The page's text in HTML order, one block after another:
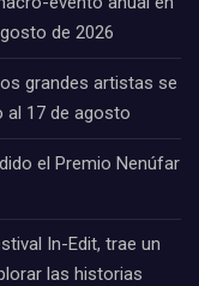
de 2026
grandes artistas se
al 17 de agosto
el Premio Nenúfar
In-Edit, trae un
las historias